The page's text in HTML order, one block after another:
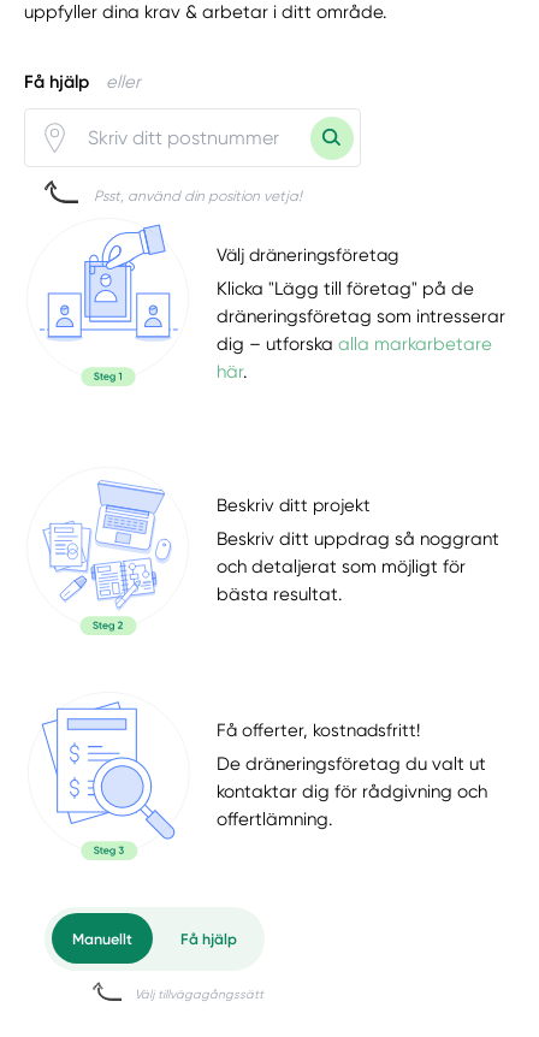
uppfyller dina krav & arbetar i ditt område.
Få hjälp eller
Psst, använd din position vetja!
Välj dräneringsföretag
Klicka "Lägg till företag" på de
dräneringsföretag som intresserar
dig – utforskaalla markarbetare
här.
Beskriv ditt projekt
Beskriv ditt uppdrag så noggrant
och detaljerat som möjligt för
bästa resultat.
Få offerter, kostnadsfritt!
De dräneringsföretag du valt ut
kontaktar dig för rådgivning och
offertlämning.